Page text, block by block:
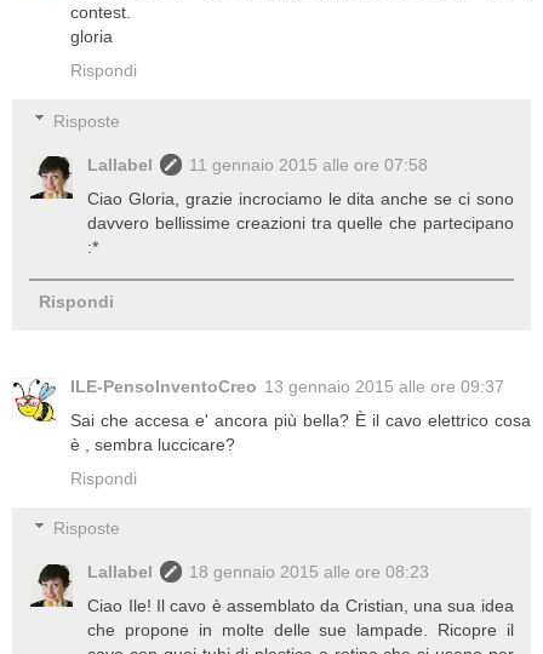
contest.
gloria
Rispondi
Risposte
Lallabel
11 gennaio 2015 alle ore 07:58
Ciao Gloria, grazie incrociamo le dita anche se ci sono
davvero bellissime creazioni tra quelle che partecipano
:*
Rispondi
ILE-PensoInventoCreo 13 gennaio 2015 alle ore 09:37
Sai che accesa e' ancora più bella? È il cavo elettrico cosa
è , sembra luccicare?
Rispondi
Risposte
Lallabel
18 gennaio 2015 alle ore 08:23
Ciao Ile! Il cavo è assemblato da Cristian, una sua idea
che propone in molte delle sue lampade. Ricopre il